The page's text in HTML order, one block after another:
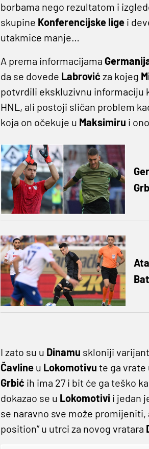
borbama nego rezultatom i
skupine Konferencijske ligei
utakmice manje…
A prema informacijama
da se dovede Labrović za kojeg
potvrdili ekskluzivnu informaciju
HNL, ali postoji sličan problem
koja on očekuje u Maksimiru i
I zato su u Dinamu skloniji
Čavlineu Lokomotivu te ga vrate
Grbić ih ima 27 i bit će ga teško
dokazao se u Lokomotivi i jedan
se naravno sve može promijeniti,
position” u utrci za novog vratara